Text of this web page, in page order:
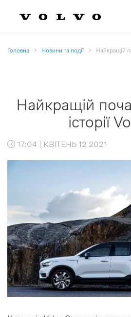
Головна Новини та події Найкращій
Найкращій
історії
17:04 | КВІТЕНЬ 12 2021